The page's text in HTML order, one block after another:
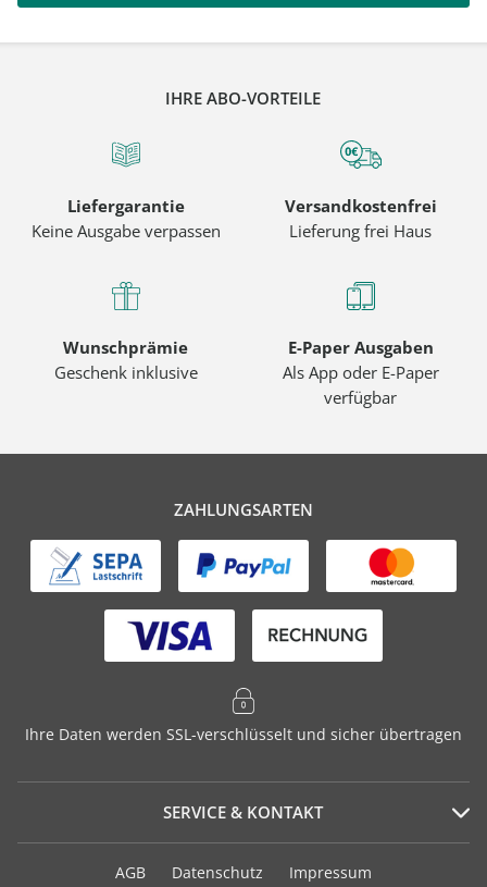
IHRE ABO-VORTEILE
Liefergarantie
Keine Ausgabe verpassen
Versandkostenfrei
Lieferung frei Haus
Wunschprämie
Geschenk inklusive
E-Paper Ausgaben
Als App oder E-Paper
verfügbar
ZAHLUNGSARTEN
Ihre Daten werden SSL-verschlüsselt und sicher übertragen
SERVICE & KONTAKT
Serviceportal
AGB Datenschutz Impressum